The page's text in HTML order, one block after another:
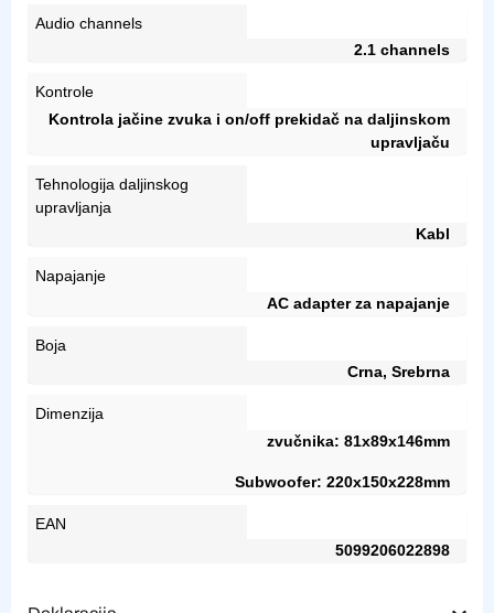
Audio channels
2.1 channels
Kontrole
Kontrola jačine zvuka i on/off prekidač na daljinskom
upravljaču
Tehnologija daljinskog
upravljanja
Kabl
Napajanje
AC adapter za napajanje
Boja
Crna, Srebrna
Dimenzija
zvučnika: 81x89x146mm
Subwoofer: 220x150x228mm
EAN
5099206022898